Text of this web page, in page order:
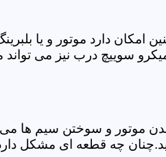
دارد موتور و یا
سوییچ درب نیز می
و سوختن سیم ها می
چه قطعه ای مشکل دارد